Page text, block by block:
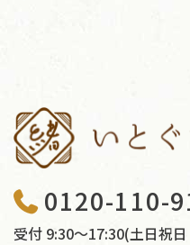
0120-110-
受付 9:30〜17:30(土日祝